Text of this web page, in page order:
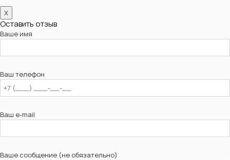
X
Оставить отзыв
Ваше имя
Ваш телефон
Ваш e-mail
Ваше сообщение (не обязательно)